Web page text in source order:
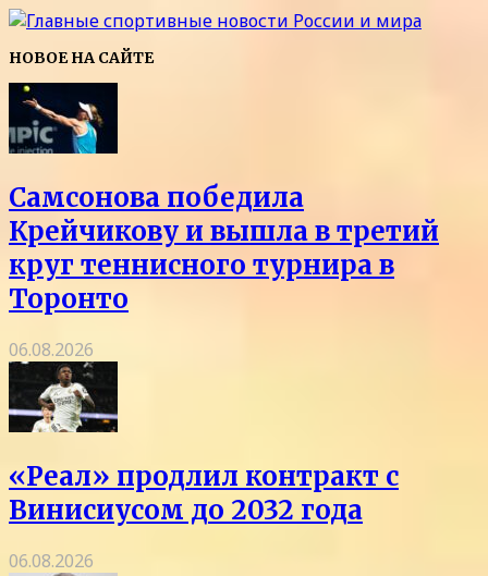
НОВОЕ НА САЙТЕ
Самсонова победила
Крейчикову и вышла в третий
круг теннисного турнира в
Торонто
06.08.2026
«Реал» продлил контракт с
Винисиусом до 2032 года
06.08.2026